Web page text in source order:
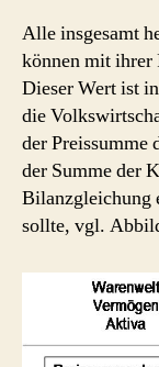
Alle insgesamt
können mit ihrer
Dieser Wert ist
die
der Preissumme
der Summe der
Bilanzgleichung
sollte, vgl.